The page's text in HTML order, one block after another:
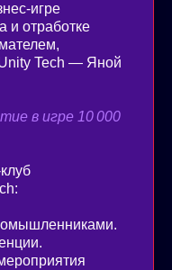
игре
и отработке
Tech — Яной
в игре 10 000